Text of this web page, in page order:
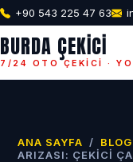
+90 543 225 47 63
BURDA ÇEKICI
7/24 OTO ÇEKICI ·
ANA SAYFA / BLOG
ARIZASI: ÇEKICI